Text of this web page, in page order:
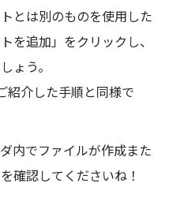
とは別のものを使用した
を追加」をクリックし、
ょう。
紹介した手順と同様で
内でファイルが作成また
確認してくださいね！